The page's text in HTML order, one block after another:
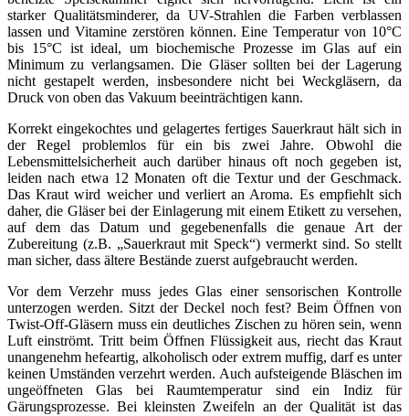
starker Qualitätsminderer, da UV-Strahlen die Farben verblassen
lassen und Vitamine zerstören können. Eine Temperatur von 10°C
bis 15°C ist ideal, um biochemische Prozesse im Glas auf ein
Minimum zu verlangsamen. Die Gläser sollten bei der Lagerung
nicht gestapelt werden, insbesondere nicht bei Weckgläsern, da
Druck von oben das Vakuum beeinträchtigen kann.
Korrekt eingekochtes und gelagertes fertiges Sauerkraut hält sich in
der Regel problemlos für ein bis zwei Jahre. Obwohl die
Lebensmittelsicherheit auch darüber hinaus oft noch gegeben ist,
leiden nach etwa 12 Monaten oft die Textur und der Geschmack.
Das Kraut wird weicher und verliert an Aroma. Es empfiehlt sich
daher, die Gläser bei der Einlagerung mit einem Etikett zu versehen,
auf dem das Datum und gegebenenfalls die genaue Art der
Zubereitung (z.B. „Sauerkraut mit Speck“) vermerkt sind. So stellt
man sicher, dass ältere Bestände zuerst aufgebraucht werden.
Vor dem Verzehr muss jedes Glas einer sensorischen Kontrolle
unterzogen werden. Sitzt der Deckel noch fest? Beim Öffnen von
Twist-Off-Gläsern muss ein deutliches Zischen zu hören sein, wenn
Luft einströmt. Tritt beim Öffnen Flüssigkeit aus, riecht das Kraut
unangenehm hefeartig, alkoholisch oder extrem muffig, darf es unter
keinen Umständen verzehrt werden. Auch aufsteigende Bläschen im
ungeöffneten Glas bei Raumtemperatur sind ein Indiz für
Gärungsprozesse. Bei kleinsten Zweifeln an der Qualität ist das